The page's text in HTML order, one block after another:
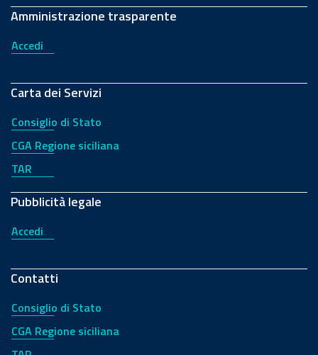
Amministrazione trasparente
Accedi
Carta dei Servizi
Consiglio di Stato
CGA Regione siciliana
TAR
Pubblicità legale
Accedi
Contatti
Consiglio di Stato
CGA Regione siciliana